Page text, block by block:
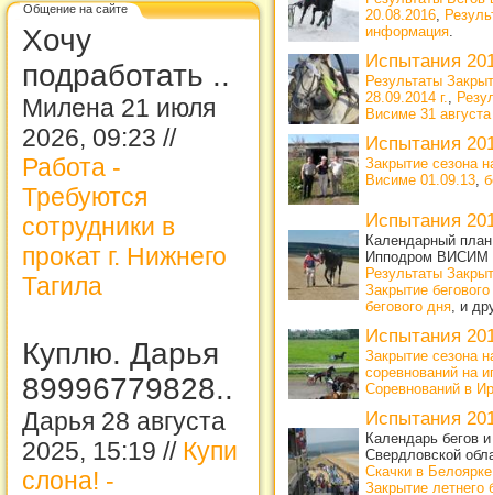
Общение на сайте
Хочу
подработать ..
Милена 21 июля
2026, 09:23 //
Работа -
Требуются
сотрудники в
прокат г. Нижнего
Тагила
Куплю. Дарья
89996779828..
Дарья 28 августа
2025, 15:19 // Купи
слона! -
20.08.2016,
информация.
Испытания
Результаты
28.09.2014 г.,
Висиме 31 августа
Испытания
Закрытие сезона
Висиме 01.09.13,
Испытания
Календарный
Ипподром ВИСИМ
Результаты
Закрытие
бегового дня, и
Испытания
Закрытие сезона
соревнований на
Соревнований в
Испытания
Календарь бегов
Свердловской
Скачки в Белоярке
Закрытие летнего